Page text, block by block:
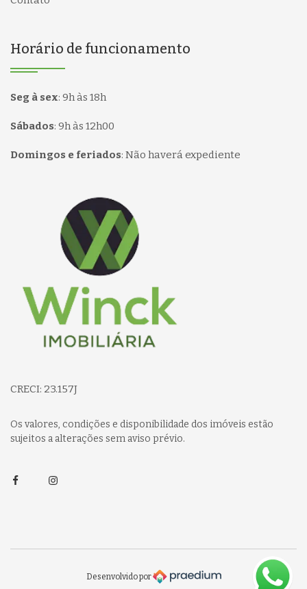
Horário de funcionamento
Seg à sex: 9h às 18h
Sábados: 9h às 12h00
Domingos e feriados: Não haverá expediente
Página inicial
CRECI: 23.157J
Os valores, condições e disponibilidade dos imóveis estão
sujeitos a alterações sem aviso prévio.
FacebookInstagram
Desenvolvido por